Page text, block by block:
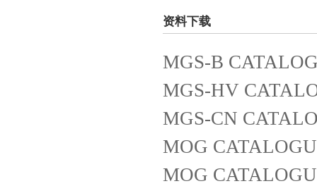
资料下载
MGS-B
MGS-HV
MGS-CN
MOG
MOG